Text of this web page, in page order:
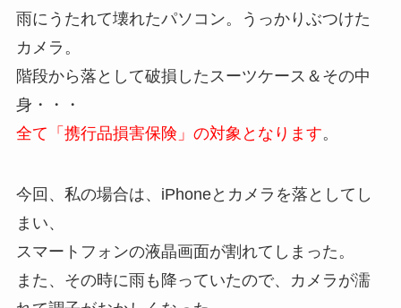
雨にうたれて壊れたパソコン。うっかりぶつけた
カメラ。
階段から落として破損したスーツケース＆その中
身・・・
全て「携行品損害保険」の対象となります。
今回、私の場合は、iPhoneとカメラを落としてし
まい、
スマートフォンの液晶画面が割れてしまった。
また、その時に雨も降っていたので、カメラが濡